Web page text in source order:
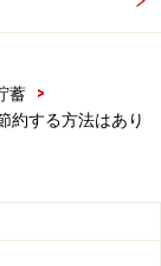
蓄
>
約する方法はあり